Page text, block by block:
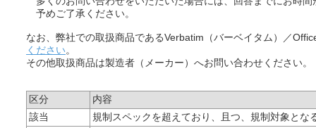
予めご了承ください。
なお、弊社での取扱商品であるVerbatim（バーベイタム）／
ください。
その他取扱商品は製造者（メーカー）へお問い合わせください。
区分
内容
該当
規制スペックを超えており、且つ、規制対象とな